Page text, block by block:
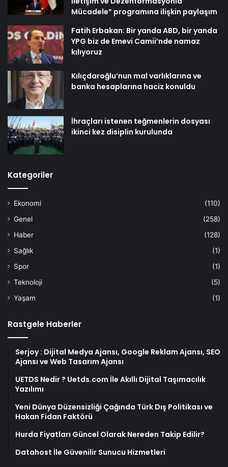
Mücadele” programına ilişkin paylaşım
Fatih Erbakan: Bir yanda ABD, bir yanda
YPG biz de Emevi Camii’nde namaz
kılıyoruz
Kılıçdaroğlu’nun mal varlıklarına ve
banka hesaplarına haciz konuldu
İhraçları istenen teğmenlerin dosyası
ikinci kez disiplin kurulunda
Kategoriler
Ekonomi
(110)
Genel
(258)
Haber
(128)
Sağlık
(1)
Spor
(1)
Teknoloji
(5)
Yaşam
(1)
Rastgele Haberler
Serjoy : Dijital Medya Ajansı, Google Reklam Ajansı, SEO
Ajansı ve Web Tasarım Ajansı
UETDS Nedir ? Uetds.com İle Akıllı Dijital Taşımacılık
Yazılımı
Yeni Dünya Düzensizliği Çağında Türk Dış Politikası ve
Hakan Fidan Faktörü
Hurda Fiyatları Güncel Olarak Nereden Takip Edilir?
Datahost İle Güvenilir Sunucu Hizmetleri